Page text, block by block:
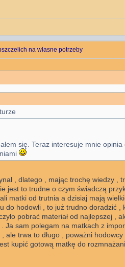
na własne potrzeby
się. Teraz interesuje mnie
, dlatego , mając trochę wiedzy ,
jest to trudne o czym świadczą
matki od trutnia a dzisiaj mają
do hodowli , to już trudno doradzić ,
pobrać materiał od najlepszej ,
Ja sam polegam na matkach z
ale trwa to długo , poważni
kupić gotową matkę do